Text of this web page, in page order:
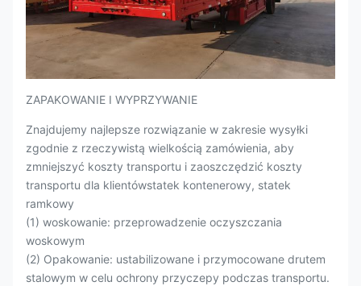
ZAPAKOWANIE I WYPRZYWANIE
Znajdujemy najlepsze rozwiązanie w zakresie wysyłki
zgodnie z rzeczywistą wielkością zamówienia, aby
zmniejszyć koszty transportu i zaoszczędzić koszty
transportu dla klientówstatek kontenerowy, statek
ramkowy
(1) woskowanie: przeprowadzenie oczyszczania
woskowym
(2) Opakowanie: ustabilizowane i przymocowane drutem
stalowym w celu ochrony przyczepy podczas transportu.